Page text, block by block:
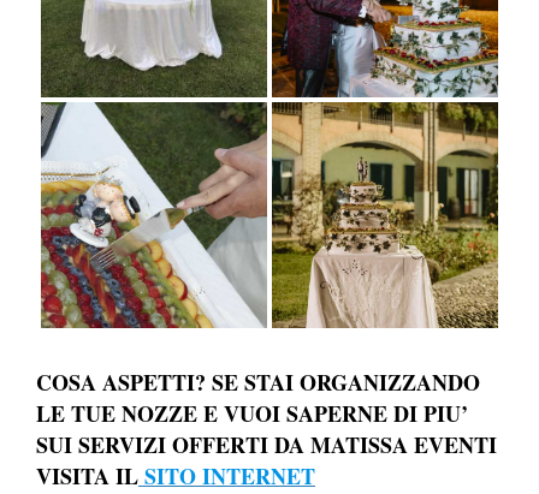
COSA ASPETTI? SE STAI ORGANIZZANDO
LE TUE NOZZE E VUOI SAPERNE DI PIU’
SUI SERVIZI OFFERTI DA MATISSA EVENTI
VISITA ILSITO INTERNET